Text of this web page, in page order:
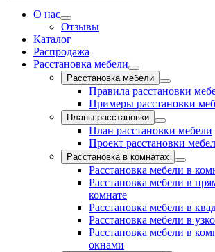
О нас
Отзывы
Каталог
Распродажа
Расстановка мебели
Расстановка мебели
Правила расстановки
Примеры расстановки
Планы расстановки
План расстановки мебели
Проект расстановки
Расстановка в комнатах
Расстановка мебели в
Расстановка мебели в
комнате
Расстановка мебели в
Расстановка мебели в
Расстановка мебели в
окнами